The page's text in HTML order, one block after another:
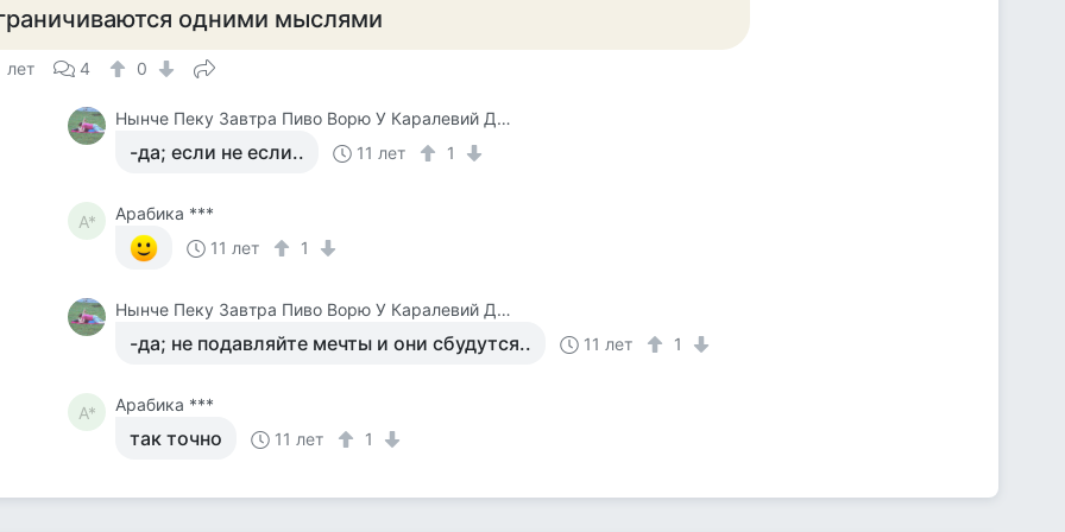
одними мыслями
лет 4 0
Нынче Пеку Завтра Пиво Ворю У Каралевий Дитя Отберу.
-да; если не если.. 11 лет 1
А*
Арабика ***
11 лет
1
Нынче Пеку Завтра Пиво Ворю У Каралевий Дитя Отберу.
-да; не подавляйте мечты и они сбудутся.. 11 лет 1
А* Арабика ***
так точно 11 лет 1